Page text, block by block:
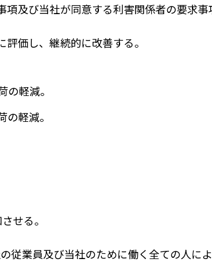
及び当社が同意する利害関係者の要求事
価し、継続的に改善する。
軽減。
軽減。
せる。
業員及び当社のために働く全ての人によ